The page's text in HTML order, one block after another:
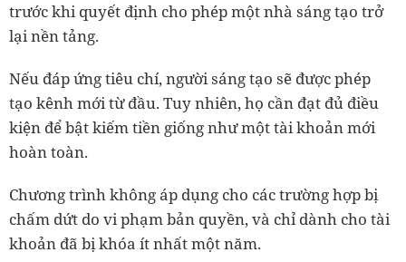
trước khi quyết định cho phép một nhà sáng tạo trở
lại nền tảng.
Nếu đáp ứng tiêu chí, người sáng tạo sẽ được phép
tạo kênh mới từ đầu. Tuy nhiên, họ cần đạt đủ điều
kiện để bật kiếm tiền giống như một tài khoản mới
hoàn toàn.
Chương trình không áp dụng cho các trường hợp bị
chấm dứt do vi phạm bản quyền, và chỉ dành cho tài
khoản đã bị khóa ít nhất một năm.